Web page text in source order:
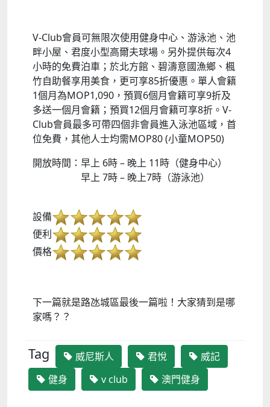
V-Club會員可無限次使用健身中心、游泳池、池
畔小屋、君度小型高爾夫球場。另外提供每次4
小時的免費泊車；於北方館、碧濤意國漁鄉、楓
竹自助餐享用美食，更可享85折優惠。單人會籍
1個月為MOP1,090，預買6個月會籍可享9折及
多送一個月會籍；預買12個月會籍可享8折。V-
Club會員最多可帶四個非會員進入泳池區域，首
位免費，其他人士均需MOP80 (小童MOP50)
開放時間：早上 6時 – 晚上 11時（健身中心）
早上 7時 – 晚上7時（游泳池）
設備
便利
價格
下一篇就是路氹城區最後一篇啦！大家猜到是哪
家嗎？？
Tag 威尼斯人 君悅
威記
健身
v club 澳門健身